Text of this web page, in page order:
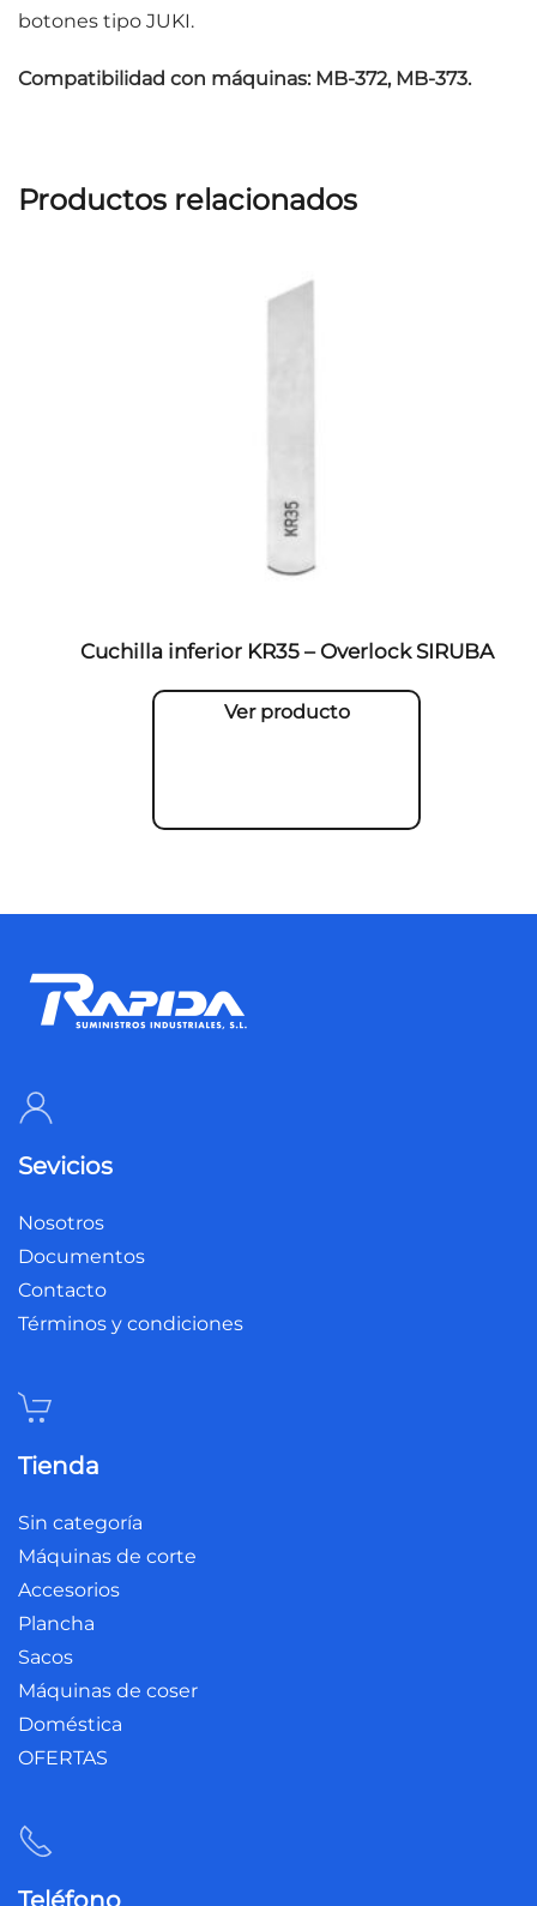
botones tipo JUKI.
Compatibilidad con máquinas: MB-372, MB-373.
Productos relacionados
Cuchilla inferior KR35 – Overlock SIRUBA
Ver producto
Sevicios
Nosotros
Documentos
Contacto
Términos y condiciones
Tienda
Sin categoría
Máquinas de corte
Accesorios
Plancha
Sacos
Máquinas de coser
Doméstica
OFERTAS
Teléfono